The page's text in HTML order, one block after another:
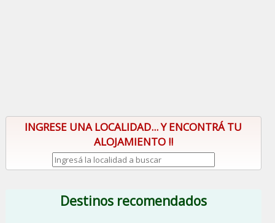
INGRESE UNA LOCALIDAD... Y ENCONTRÁ TU
ALOJAMIENTO !!
Destinos recomendados